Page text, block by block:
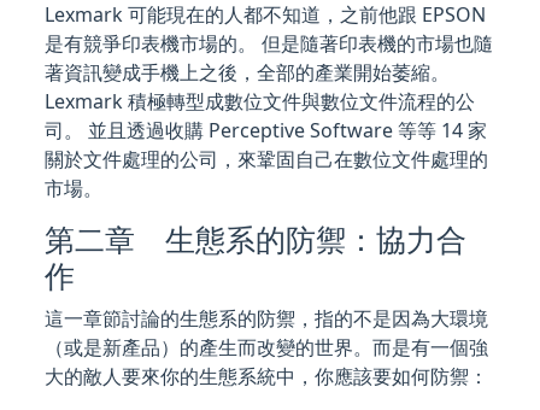
Lexmark 可能現在的人都不知道，之前他跟 EPSON
是有競爭印表機市場的。 但是隨著印表機的市場也隨
著資訊變成手機上之後，全部的產業開始萎縮。
Lexmark 積極轉型成數位文件與數位文件流程的公
司。 並且透過收購 Perceptive Software 等等 14 家
關於文件處理的公司，來鞏固自己在數位文件處理的
市場。
第二章 生態系的防禦：協力合
作
這一章節討論的生態系的防禦，指的不是因為大環境
（或是新產品）的產生而改變的世界。而是有一個強
大的敵人要來你的生態系統中，你應該要如何防禦：